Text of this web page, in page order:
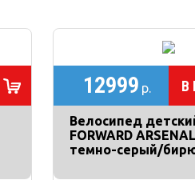
12999 р. В
Велосипед
FORWARD
темно-серый/